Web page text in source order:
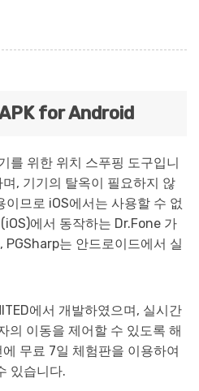
for Android
를 위한 위치 스푸핑 도구입니
, 기기의 탈옥이 필요하지 않
므로 iOS에서는 사용할 수 없
에서 동작하는 Dr.Fone 가
PGSharp는 안드로이드에서 실
에서 개발하였으며, 실시간
의 이동을 제어할 수 있도록 해
무료 7일 체험판을 이용하여
있습니다.